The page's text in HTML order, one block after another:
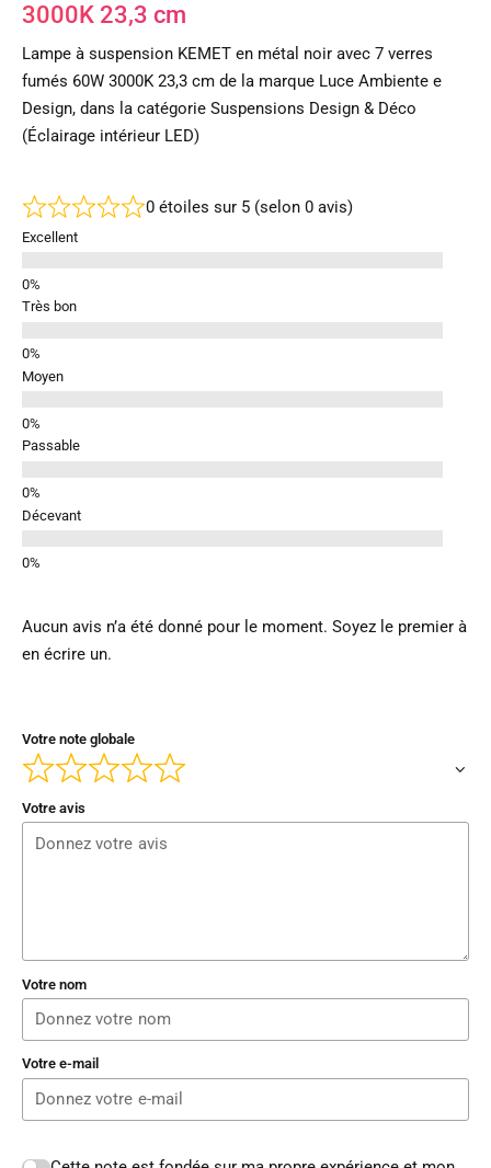
3000K 23,3 cm
Lampe à suspension KEMET en métal noir avec 7 verres
fumés 60W 3000K 23,3 cm de la marque Luce Ambiente e
Design, dans la catégorie Suspensions Design & Déco
(Éclairage intérieur LED)
0 étoiles sur 5 (selon 0 avis)
Excellent
Très bon
Moyen
Passable
Décevant
Aucun avis n’a été donné pour le moment. Soyez le premier à
en écrire un.
Votre note globale
Votre avis
Votre nom
Votre e-mail